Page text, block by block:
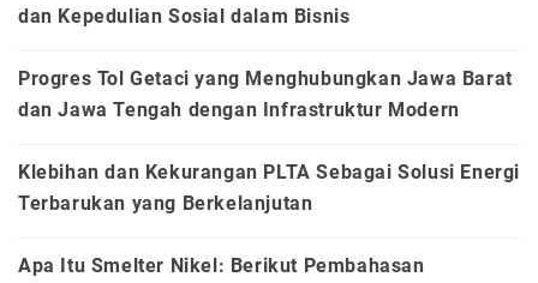
dan Kepedulian Sosial dalam Bisnis
Progres Tol Getaci yang Menghubungkan Jawa Barat
dan Jawa Tengah dengan Infrastruktur Modern
Klebihan dan Kekurangan PLTA Sebagai Solusi Energi
Terbarukan yang Berkelanjutan
Apa Itu Smelter Nikel: Berikut Pembahasan